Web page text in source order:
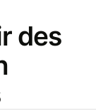
des